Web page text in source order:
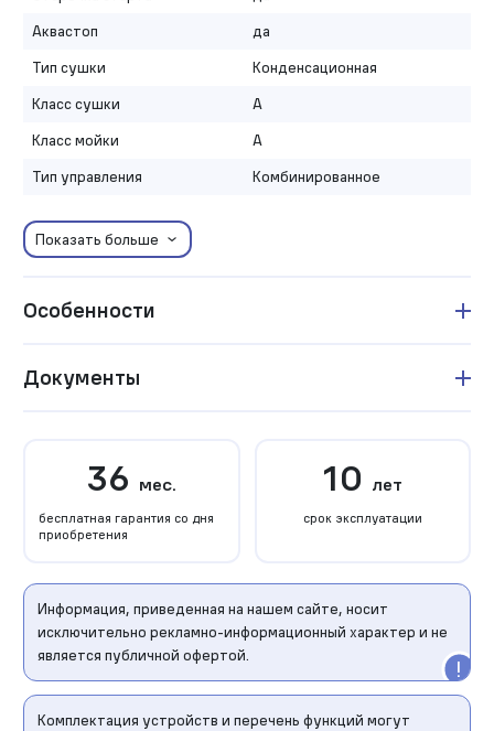
Аквастоп
да
Тип сушки
Конденсационная
Класс сушки
A
Класс мойки
A
Тип управления
Комбинированное
Показать больше
Особенности
Документы
36 мес.
бесплатная гарантия со дня
приобретения
10 лет
срок эксплуатации
Информация, приведенная на нашем сайте, носит
исключительно рекламно-информационный характер и не
является публичной офертой.
Комплектация устройств и перечень функций могут